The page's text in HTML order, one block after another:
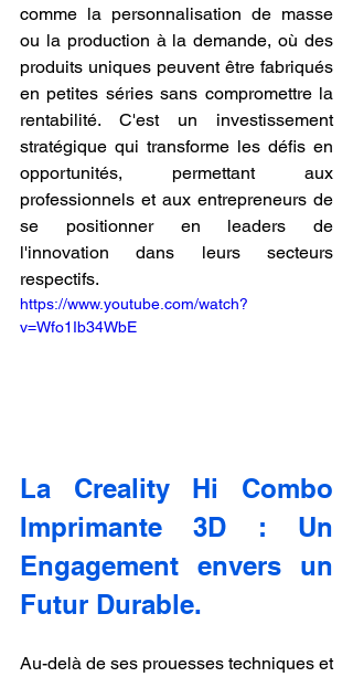
comme la personnalisation de masse
ou la production à la demande, où des
produits uniques peuvent être fabriqués
en petites séries sans compromettre la
rentabilité. C'est un investissement
stratégique qui transforme les défis en
opportunités, permettant aux
professionnels et aux entrepreneurs de
se positionner en leaders de
l'innovation dans leurs secteurs
respectifs.
https://www.youtube.com/watch?
v=Wfo1Ib34WbE
La Creality Hi Combo
Imprimante 3D : Un
Engagement envers un
Futur Durable.
Au-delà de ses prouesses techniques et